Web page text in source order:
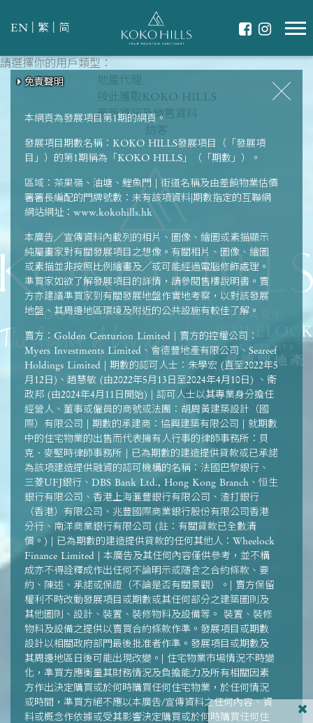
EN 繁 简
本網頁為發展項目第1期的網頁。
發展項目期數名稱：KOKO HILLS發展項目（「發展項
目」）的第1期稱為「KOKO HILLS」（「期數」）。
區域：茶果嶺、油塘、鯉魚門 | 街道名稱及由差餉物業估價
署署長編配的門牌號數：未有該項資料|期數指定的互聯網
網站網址：www.kokohills.hk
本廣告╱宣傳資料內載列的相片、圖像、繪圖或素描顯示
純屬畫家對有關發展項目之想像。有關相片、圖像、繪圖
或素描並非按照比例繪畫及╱或可能經過電腦修飾處理。
準買家如欲了解發展項目的詳情，請參閱售樓說明書。賣
方亦建議準買家到有關發展地盤作實地考察，以對該發展
地盤、其周邊地區環境及附近的公共設施有較佳了解。
賣方：Golden Centurion Limited | 賣方的控權公司：
Myers Investments Limited、會德豐地產有限公司、Seareef
Holdings Limited | 期數的認可人士：朱學宏 (直至2022年5
月12日)、趙慧敏 (由2022年5月13日至2024年4月10日) 、衛
政邦 (由2024年4月11日開始) | 認可人士以其專業身分擔任
經營人、董事或僱員的商號或法團：胡周黃建築設計（國
際）有限公司 | 期數的承建商：協興建築有限公司 | 就期數
中的住宅物業的出售而代表擁有人行事的律師事務所：貝
克．麥堅時律師事務所 | 已為期數的建造提供貸款或已承諾
為該項建造提供融資的認可機構的名稱：法國巴黎銀行、
三菱UFJ銀行、DBS Bank Ltd., Hong Kong Branch、恒生
銀行有限公司、香港上海滙豐銀行有限公司、渣打銀行
（香港）有限公司、兆豐國際商業銀行股份有限公司香港
分行、南洋商業銀行有限公司 (註：有關貸款已全數清
償。) | 已為期數的建造提供貸款的任何其他人：Wheelock
Finance Limited | 本廣告及其任何內容僅供參考，並不構
成亦不得詮釋成作出任何不論明示或隱含之合約條款、要
約、陳述、承諾或保證（不論是否有關景觀）。| 賣方保留
權利不時改動發展項目或期數或其任何部分之建築圖則及
其他圖則、設計、裝置、裝修物料及設備等。 裝置、裝修
物料及設備之提供以賣買合約條款作準。發展項目或期數
設計以相關政府部門最後批准者作準。發展項目或期數及
其周邊地區日後可能出現改變。| 住宅物業市場情況不時變
化，準買方應衡量其財務情況及負擔能力及所有相關因素
方作出決定購買或於何時購買任何住宅物業，於任何情況
或時間，準買方絕不應以本廣告/宣傳資料之任何內容、資
料或概念作依據或受其影響決定購買或於何時購買任何住
免責聲明
請選擇你的用戶類型：
地產代理
按此獲取KOKO HILLS
最新資訊及銷售資料
訪客
免責聲明
請選擇最適合你的生活模式
翠綠環抱
免責聲明
免責聲明
強健體魄
免責聲明